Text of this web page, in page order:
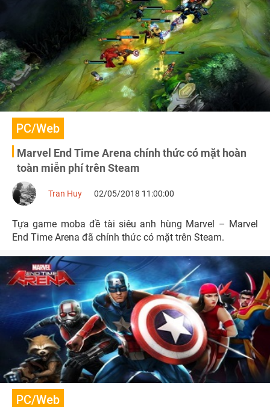
PC/Web
Marvel End Time Arena chính thức có mặt hoàn
toàn miễn phí trên Steam
Tran Huy 02/05/2018 11:00:00
Tựa game moba đề tài siêu anh hùng Marvel – Marvel
End Time Arena đã chính thức có mặt trên Steam.
PC/Web